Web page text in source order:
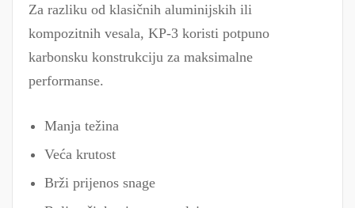
Za razliku od klasičnih aluminijskih ili
kompozitnih vesala, KP-3 koristi potpuno
karbonsku konstrukciju za maksimalne
performanse.
Manja težina
Veća krutost
Brži prijenos snage